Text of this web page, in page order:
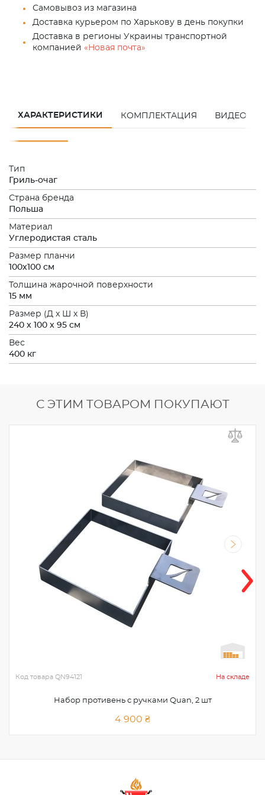
Самовывоз из магазина
Доставка курьером по Харькову в день покупки
Доставка в регионы Украины транспортной
компанией «Новая почта»
ХАРАКТЕРИСТИКИ КОМПЛЕКТАЦИЯ ВИДЕО
Тип
Гриль-очаг
Страна бренда
Польша
Материал
Углеродистая сталь
Размер планчи
100х100 см
Толщина жарочной поверхности
15 мм
Размер (Д x Ш x В)
240 x 100 x 95 см
Вес
400 кг
С ЭТИМ ТОВАРОМ ПОКУПАЮТ
Код товара QN94121 На складе
Набор противень с ручками Quan, 2 шт
4 900 ₴